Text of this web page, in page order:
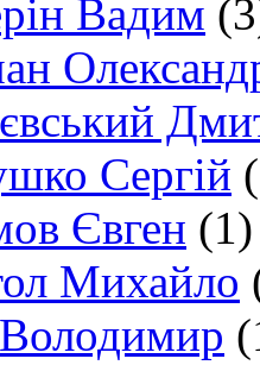
Вадим
Сергій
Євген (1)
Михайло